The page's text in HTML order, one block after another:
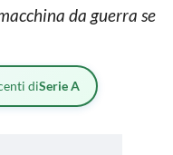
da guerra se
diSerie A